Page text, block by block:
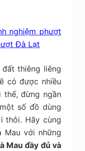
nghiệm phượt
Đà Lạt
thiêng liêng
có được nhiều
thế, đừng ngần
số đồ dùng
thôi. Hãy cùng
Mau với những
Mau đầy đủ và